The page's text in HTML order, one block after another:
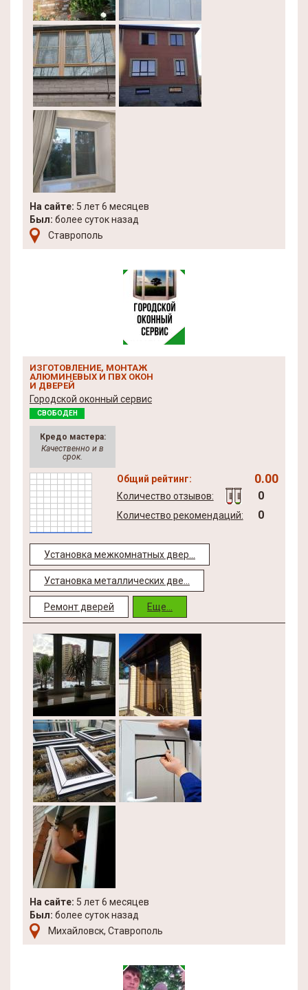
На сайте: 5 лет 6 месяцев
Был: более суток назад
Ставрополь
ИЗГОТОВЛЕНИЕ, МОНТАЖ
АЛЮМИНЕВЫХ И ПВХ ОКОН
И ДВЕРЕЙ
Городской оконный сервис
СВОБОДЕН
Кредо мастера:
Качественно и в
срок.
Общий рейтинг: 0.00
Количество отзывов: 0
Количество рекомендаций: 0
Установка межкомнатных двер...
Установка металлических две...
Ремонт дверей Еще...
На сайте: 5 лет 6 месяцев
Был: более суток назад
Михайловск, Ставрополь